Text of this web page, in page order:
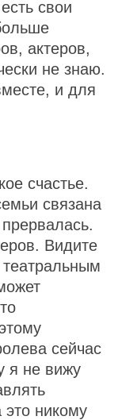
свои
актеров,
не знаю.
и для
счастье.
связана
Видите
сейчас
я не вижу
это никому